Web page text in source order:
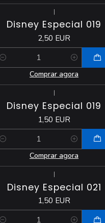
|
Disney Especial 019
2,50 EUR
Quantidade
Comprar agora
|
Disney Especial 019
1,50 EUR
Quantidade
Comprar agora
|
Disney Especial 021
1,50 EUR